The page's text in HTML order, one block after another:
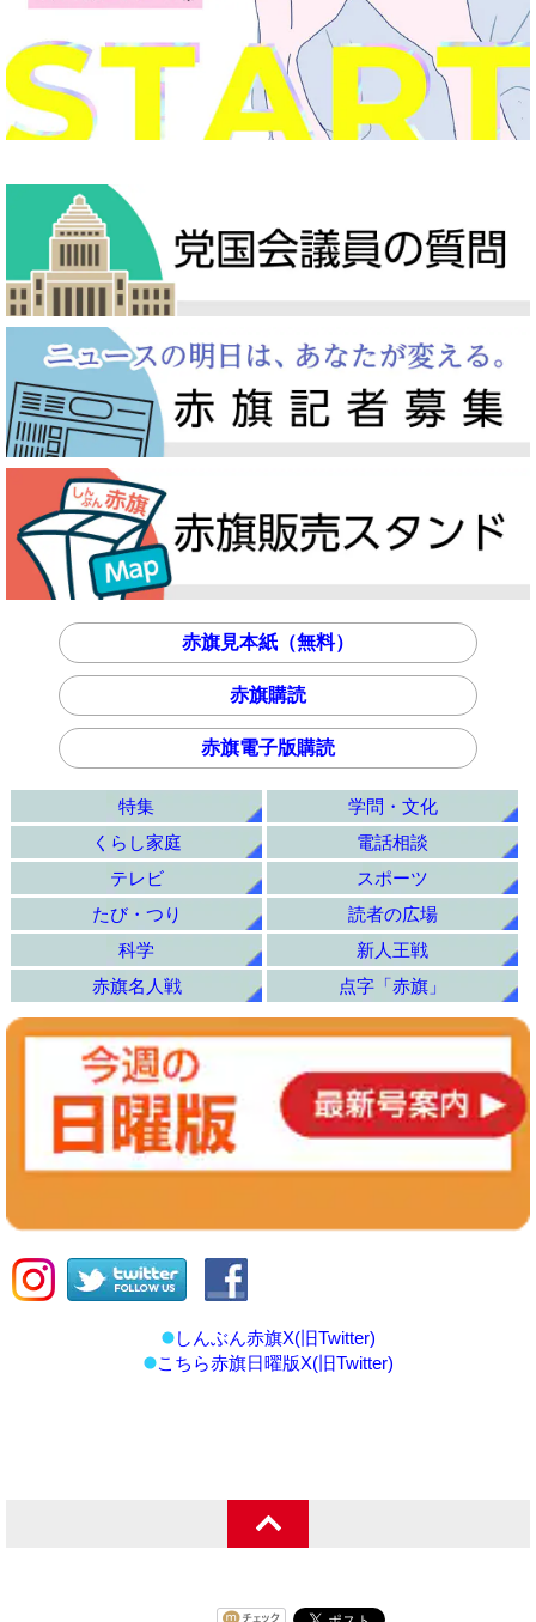
赤旗見本紙（無料）
赤旗購読
赤旗電子版購読
特集
学問・文化
くらし家庭
電話相談
テレビ
スポーツ
たび・つり
読者の広場
科学
新人王戦
赤旗名人戦
点字「赤旗」
しんぶん赤旗X(旧Twitter)
こちら赤旗日曜版X(旧Twitter)